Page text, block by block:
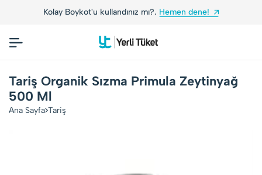
Kolay Boykot'u kullandınız mı?. Hemen dene!
Tariş Organik Sızma Primula Zeytinyağ
500 Ml
Ana Sayfa Tariş